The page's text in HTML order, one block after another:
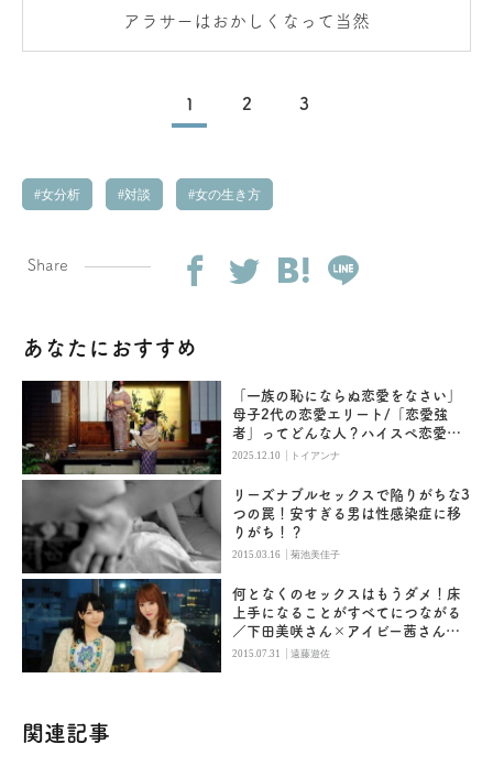
アラサーはおかしくなって当然
1 2 3
女分析 対談 女の生き方
Share
あなたにおすすめ
「一族の恥にならぬ恋愛をなさい」
母子2代の恋愛エリート/「恋愛強
者」ってどんな人？ハイスペ恋愛を
追う(7)
2025.12.10 | トイアンナ
リーズナブルセックスで陥りがちな3
つの罠！安すぎる男は性感染症に移
りがち！？
2015.03.16 |菊池美佳子
何となくのセックスはもうダメ！床
上手になることがすべてにつながる
／下田美咲さん×アイビー茜さん大
相談会
2015.07.31 |遠藤遊佐
関連記事